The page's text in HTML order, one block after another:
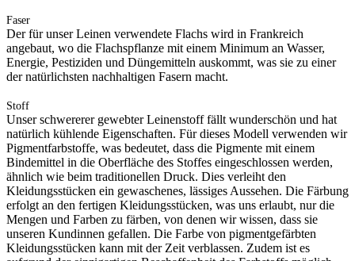
Faser
Der für unser Leinen verwendete Flachs wird in Frankreich
angebaut, wo die Flachspflanze mit einem Minimum an Wasser,
Energie, Pestiziden und Düngemitteln auskommt, was sie zu einer
der natürlichsten nachhaltigen Fasern macht.
Stoff
Unser schwererer gewebter Leinenstoff fällt wunderschön und hat
natürlich kühlende Eigenschaften. Für dieses Modell verwenden wir
Pigmentfarbstoffe, was bedeutet, dass die Pigmente mit einem
Bindemittel in die Oberfläche des Stoffes eingeschlossen werden,
ähnlich wie beim traditionellen Druck. Dies verleiht den
Kleidungsstücken ein gewaschenes, lässiges Aussehen. Die Färbung
erfolgt an den fertigen Kleidungsstücken, was uns erlaubt, nur die
Mengen und Farben zu färben, von denen wir wissen, dass sie
unseren Kundinnen gefallen. Die Farbe von pigmentgefärbten
Kleidungsstücken kann mit der Zeit verblassen. Zudem ist es